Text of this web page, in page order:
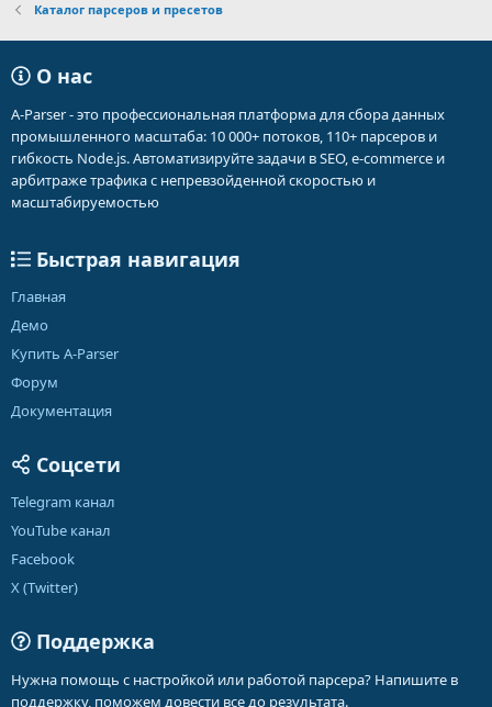
Каталог парсеров и пресетов
О нас
A-Parser - это профессиональная платформа для сбора данных
промышленного масштаба: 10 000+ потоков, 110+ парсеров и
гибкость Node.js. Автоматизируйте задачи в SEO, e-commerce и
арбитраже трафика с непревзойденной скоростью и
масштабируемостью
Быстрая навигация
Главная
Демо
Купить A-Parser
Форум
Документация
Соцсети
Telegram канал
YouTube канал
Facebook
X (Twitter)
Поддержка
Нужна помощь с настройкой или работой парсера? Напишите в
поддержку, поможем довести все до результата.